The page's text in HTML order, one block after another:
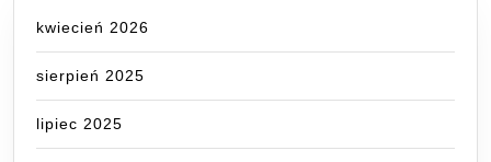
kwiecień 2026
sierpień 2025
lipiec 2025